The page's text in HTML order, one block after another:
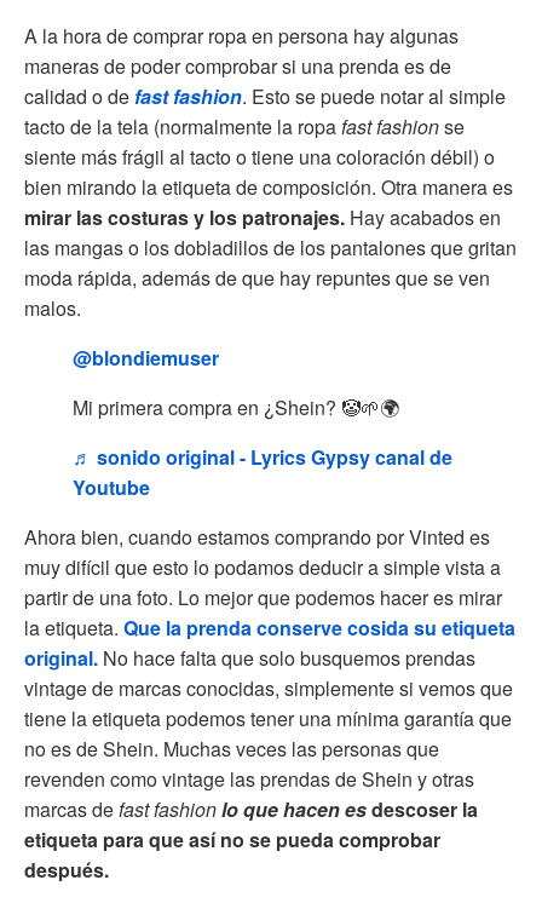
A la hora de comprar ropa en persona hay algunas
maneras de poder comprobar si una prenda es de
calidad o defast fashion. Esto se puede notar al simple
tacto de la tela (normalmente la ropafast fashionse
siente más frágil al tacto o tiene una coloración débil) o
bien mirando la etiqueta de composición. Otra manera es
mirar las costuras y los patronajes. Hay acabados en
las mangas o los dobladillos de los pantalones que gritan
moda rápida, además de que hay repuntes que se ven
malos.
@blondiemuser
Mi primera compra en ¿Shein? 🤡🌱🌍
♬ sonido original - Lyrics Gypsy canal de
Youtube
Ahora bien, cuando estamos comprando por Vinted es
muy difícil que esto lo podamos deducir a simple vista a
partir de una foto. Lo mejor que podemos hacer es mirar
la etiqueta. Que la prenda conserve cosida su etiqueta
original. No hace falta que solo busquemos prendas
vintage de marcas conocidas, simplemente si vemos que
tiene la etiqueta podemos tener una mínima garantía que
no es de Shein. Muchas veces las personas que
revenden como vintage las prendas de Shein y otras
marcas defast fashionlo que hacen esdescoser la
etiqueta para que así no se pueda comprobar
después.